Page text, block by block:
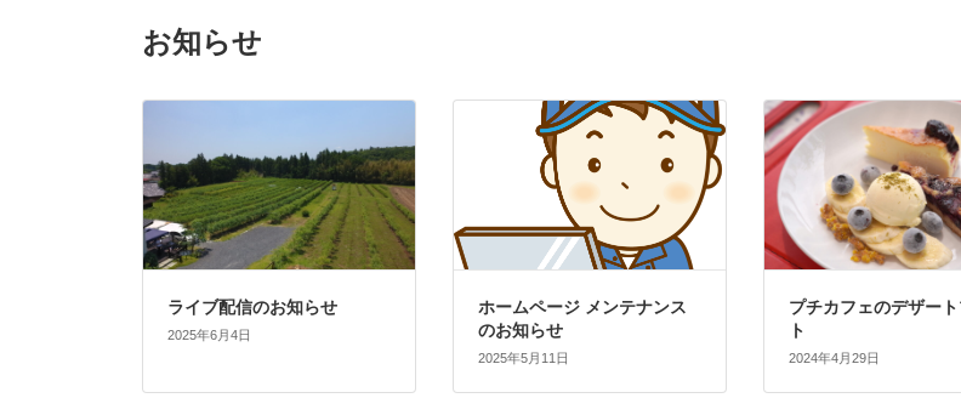
お知らせ
ライブ配信のお知らせ
2025年6月4日
ホームページ メンテナンス
のお知らせ
2025年5月11日
プチカフェのデザー
ト
2024年4月29日